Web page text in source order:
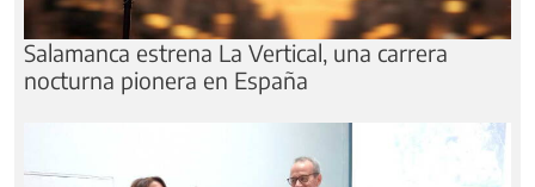
Salamanca estrena La Vertical, una carrera
nocturna pionera en España